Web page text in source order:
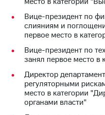
и акционерам
Корпоративное
управление
Корпоративный
секретарь
Раскрытие
информации
Информация
Вице-президент по
слияниям и
первое место в
Вице-президент по
занял первое место в
Директор
регуляторными
место в категории
органами власти"